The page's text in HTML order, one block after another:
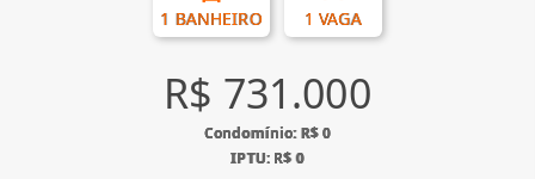
1 BANHEIRO 1 VAGA
R$ 731.000
Condomínio: R$ 0
IPTU: R$ 0